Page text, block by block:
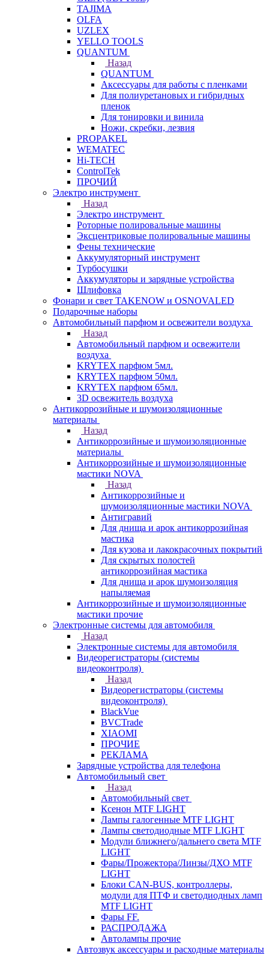
TAJIMA
OLFA
UZLEX
YELLO TOOLS
QUANTUM
Назад
QUANTUM
Аксессуары для работы с пленками
Для полиуретановых и гибридных
пленок
Для тонировки и винила
Ножи, скребки, лезвия
PROPAKEL
WEMATEC
Hi-TECH
ControlTek
ПРОЧИЙ
Электро инструмент
Назад
Электро инструмент
Роторные полировальные машины
Эксцентриковые полировальные машины
Фены технические
Аккумуляторный инструмент
Турбосушки
Аккумуляторы и зарядные устройства
Шлифовка
Фонари и свет TAKENOW и OSNOVALED
Подарочные наборы
Автомобильный парфюм и освежители воздуха
Назад
Автомобильный парфюм и освежители
воздуха
KRYTEX парфюм 5мл.
KRYTEX парфюм 50мл.
KRYTEX парфюм 65мл.
3D освежитель воздуха
Антикоррозийные и шумоизоляционные
материалы
Назад
Антикоррозийные и шумоизоляционные
материалы
Антикоррозийные и шумоизоляционные
мастики NOVA
Назад
Антикоррозийные и
шумоизоляционные мастики NOVA
Антигравий
Для днища и арок антикоррозийная
мастика
Для кузова и лакокрасочных покрытий
Для скрытых полостей
антикоррозийная мастика
Для днища и арок шумоизоляция
напыляемая
Антикоррозийные и шумоизоляционные
мастики прочие
Электронные системы для автомобиля
Назад
Электронные системы для автомобиля
Видеорегистраторы (системы
видеоконтроля)
Назад
Видеорегистраторы (системы
видеоконтроля)
BlackVue
BVCTrade
XIAOMI
ПРОЧИЕ
РЕКЛАМА
Зарядные устройства для телефона
Автомобильный свет
Назад
Автомобильный свет
Ксенон MTF LIGHT
Лампы галогенные MTF LIGHT
Лампы светодиодные MTF LIGHT
Модули ближнего/дальнего света MTF
LIGHT
Фары/Прожектора/Линзы/ДХО MTF
LIGHT
Блоки CAN-BUS, контроллеры,
модули для ПТФ и светодиодных ламп
MTF LIGHT
Фары FF.
РАСПРОДАЖА
Автолампы прочие
Автозвук аксессуары и расходные материалы